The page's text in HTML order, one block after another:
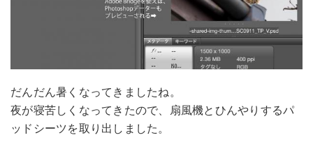
だんだん暑くなってきましたね。
夜が寝苦しくなってきたので、扇風機とひんやりするパ
ッドシーツを取り出しました。